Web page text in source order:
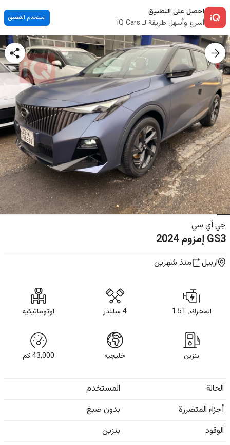
احصل على التطبيق
أسرع وأسهل طريقة لـ iQ Cars
استخدم التطبيق
جي أي سي
GS3 إمزوم 2024
اربيل منذ شهرين
المحرك, 1.5T 4 سلندر اوتوماتيكيه
بنزين خليجيه 43,000كم
الحالة
المستخدم
أجزاء المتضررة
بدون صبغ
الوقود
بنزين